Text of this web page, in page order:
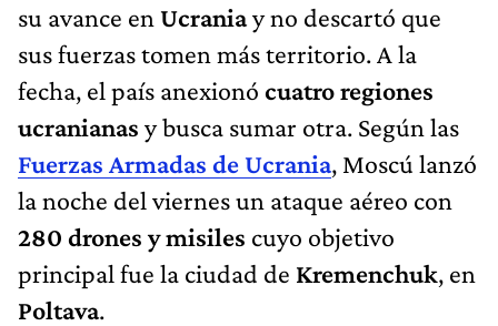
su avance en Ucraniay no descartó que
sus fuerzas tomen más territorio. A la
fecha, el país anexionó cuatro regiones
ucranianas y busca sumar otra. Según las
Fuerzas Armadas de Ucrania, Moscú lanzó
la noche del viernes un ataque aéreo con
280 drones y misiles cuyo objetivo
principal fue la ciudad de Kremenchuk, en
Poltava.